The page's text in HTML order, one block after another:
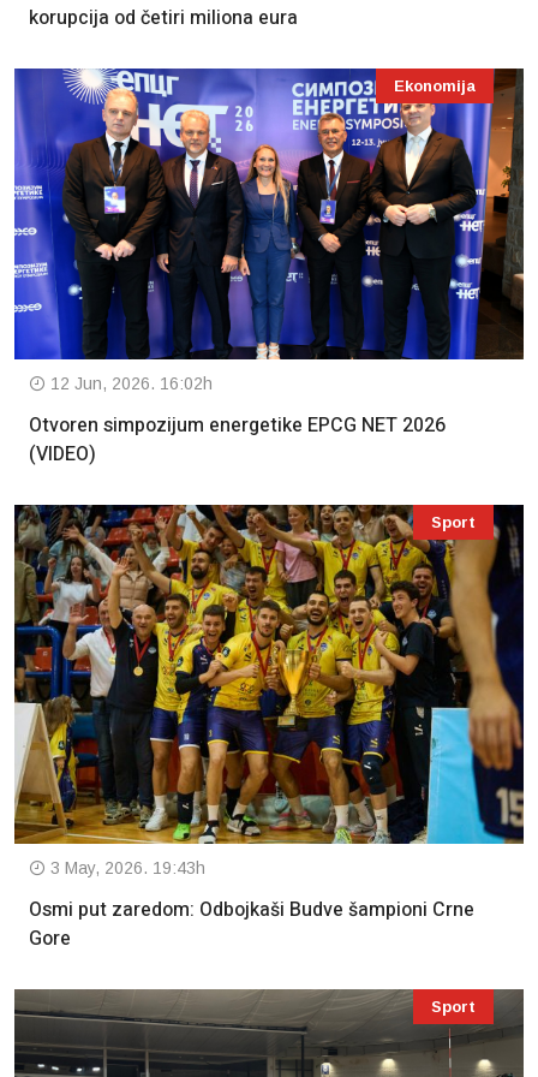
korupcija od četiri miliona eura
Ekonomija
12 Jun, 2026. 16:02h
Otvoren simpozijum energetike EPCG NET 2026
(VIDEO)
Sport
3 May, 2026. 19:43h
Osmi put zaredom: Odbojkaši Budve šampioni Crne
Gore
Sport